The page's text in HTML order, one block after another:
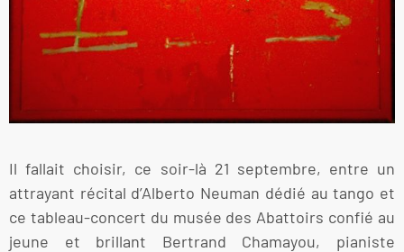
Il fallait choisir, ce soir-là 21 septembre, entre un
attrayant récital d’Alberto Neuman dédié au tango et
ce tableau-concert du musée des Abattoirs confié au
jeune et brillant Bertrand Chamayou, pianiste